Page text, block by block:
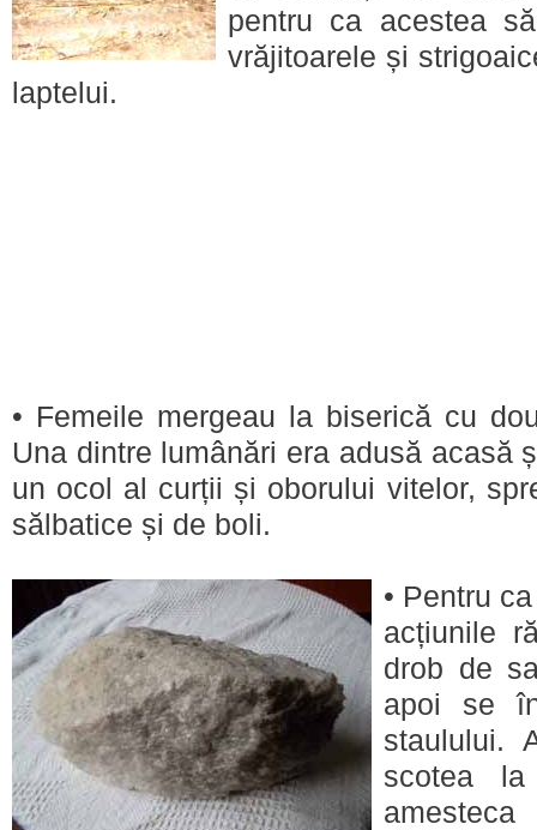
pentru ca acestea
vrăjitoarele și
laptelui.
• Femeile mergeau la biserică cu
Una dintre lumânări era adusă acasă
un ocol al curții și oborului vitelor,
sălbatice și de boli.
• Pentru
acțiunile
drob de
apoi se
staulului.
scotea